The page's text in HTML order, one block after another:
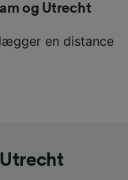
og Utrecht
en distance